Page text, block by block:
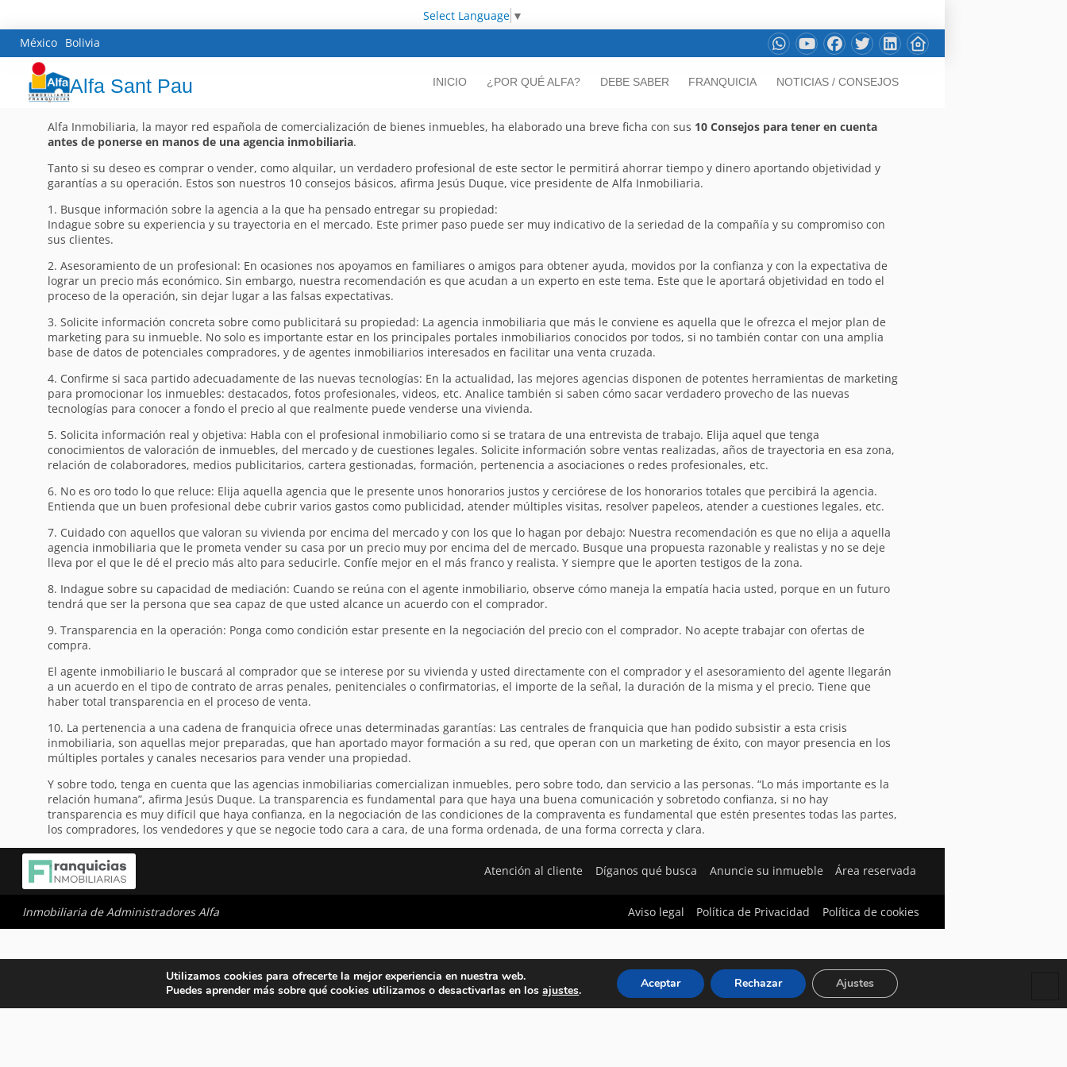
Select Language ▼
México Bolivia
Alfa Sant Pau INICIO ¿POR QUÉ ALFA? DEBE SABER FRANQUICIA NOTICIAS / CONSEJOS
Alfa Inmobiliaria, la mayor red española de comercialización de bienes inmuebles, ha elaborado una breve ficha con sus 10 Consejos para tener en cuenta
antes de ponerse en manos de una agencia inmobiliaria.
Tanto si su deseo es comprar o vender, como alquilar, un verdadero profesional de este sector le permitirá ahorrar tiempo y dinero aportando objetividad y
garantías a su operación. Estos son nuestros 10 consejos básicos, afirma Jesús Duque, vice presidente de Alfa Inmobiliaria.
1. Busque información sobre la agencia a la que ha pensado entregar su propiedad:
Indague sobre su experiencia y su trayectoria en el mercado. Este primer paso puede ser muy indicativo de la seriedad de la compañía y su compromiso con
sus clientes.
2. Asesoramiento de un profesional: En ocasiones nos apoyamos en familiares o amigos para obtener ayuda, movidos por la confianza y con la expectativa de
lograr un precio más económico. Sin embargo, nuestra recomendación es que acudan a un experto en este tema. Este que le aportará objetividad en todo el
proceso de la operación, sin dejar lugar a las falsas expectativas.
3. Solicite información concreta sobre como publicitará su propiedad: La agencia inmobiliaria que más le conviene es aquella que le ofrezca el mejor plan de
marketing para su inmueble. No solo es importante estar en los principales portales inmobiliarios conocidos por todos, si no también contar con una amplia
base de datos de potenciales compradores, y de agentes inmobiliarios interesados en facilitar una venta cruzada.
4. Confirme si saca partido adecuadamente de las nuevas tecnologías: En la actualidad, las mejores agencias disponen de potentes herramientas de marketing
para promocionar los inmuebles: destacados, fotos profesionales, videos, etc. Analice también si saben cómo sacar verdadero provecho de las nuevas
tecnologías para conocer a fondo el precio al que realmente puede venderse una vivienda.
5. Solicita información real y objetiva: Habla con el profesional inmobiliario como si se tratara de una entrevista de trabajo. Elija aquel que tenga
conocimientos de valoración de inmuebles, del mercado y de cuestiones legales. Solicite información sobre ventas realizadas, años de trayectoria en esa zona,
relación de colaboradores, medios publicitarios, cartera gestionadas, formación, pertenencia a asociaciones o redes profesionales, etc.
6. No es oro todo lo que reluce: Elija aquella agencia que le presente unos honorarios justos y cerciórese de los honorarios totales que percibirá la agencia.
Entienda que un buen profesional debe cubrir varios gastos como publicidad, atender múltiples visitas, resolver papeleos, atender a cuestiones legales, etc.
7. Cuidado con aquellos que valoran su vivienda por encima del mercado y con los que lo hagan por debajo: Nuestra recomendación es que no elija a aquella
agencia inmobiliaria que le prometa vender su casa por un precio muy por encima del de mercado. Busque una propuesta razonable y realistas y no se deje
lleva por el que le dé el precio más alto para seducirle. Confíe mejor en el más franco y realista. Y siempre que le aporten testigos de la zona.
8. Indague sobre su capacidad de mediación: Cuando se reúna con el agente inmobiliario, observe cómo maneja la empatía hacia usted, porque en un futuro
tendrá que ser la persona que sea capaz de que usted alcance un acuerdo con el comprador.
9. Transparencia en la operación: Ponga como condición estar presente en la negociación del precio con el comprador. No acepte trabajar con ofertas de
compra.
El agente inmobiliario le buscará al comprador que se interese por su vivienda y usted directamente con el comprador y el asesoramiento del agente llegarán
a un acuerdo en el tipo de contrato de arras penales, penitenciales o confirmatorias, el importe de la señal, la duración de la misma y el precio. Tiene que
haber total transparencia en el proceso de venta.
10. La pertenencia a una cadena de franquicia ofrece unas determinadas garantías: Las centrales de franquicia que han podido subsistir a esta crisis
inmobiliaria, son aquellas mejor preparadas, que han aportado mayor formación a su red, que operan con un marketing de éxito, con mayor presencia en los
múltiples portales y canales necesarios para vender una propiedad.
Y sobre todo, tenga en cuenta que las agencias inmobiliarias comercializan inmuebles, pero sobre todo, dan servicio a las personas. “Lo más importante es la
relación humana”, afirma Jesús Duque. La transparencia es fundamental para que haya una buena comunicación y sobretodo confianza, si no hay
transparencia es muy difícil que haya confianza, en la negociación de las condiciones de la compraventa es fundamental que estén presentes todas las partes,
los compradores, los vendedores y que se negocie todo cara a cara, de una forma ordenada, de una forma correcta y clara.
Atención al cliente Díganos qué busca Anuncie su inmueble Área reservada
Inmobiliaria de Administradores Alfa Aviso legal Política de Privacidad Política de cookies
Utilizamos cookies para ofrecerte la mejor experiencia en nuestra web.
Puedes aprender más sobre qué cookies utilizamos o desactivarlas en losajustes. Aceptar Rechazar Ajustes